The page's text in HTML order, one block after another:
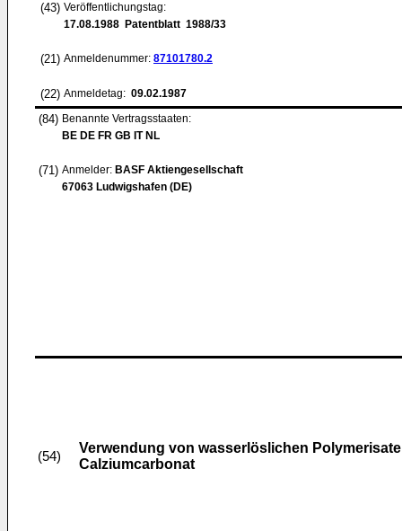
(43) Veröffentlichungstag:
17.08.1988 Patentblatt 1988/33
(21) Anmeldenummer: 87101780.2
(22) Anmeldetag: 09.02.1987
(84) Benannte Vertragsstaaten:
BE DE FR GB IT NL
(71) Anmelder: BASF Aktiengesellschaft
67063 Ludwigshafen (DE)
(54)
Verwendung von wasserlöslichen
Calziumcarbonat